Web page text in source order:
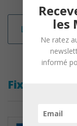
Lire la suite
Fixed Income
les
Ne ratez
informé